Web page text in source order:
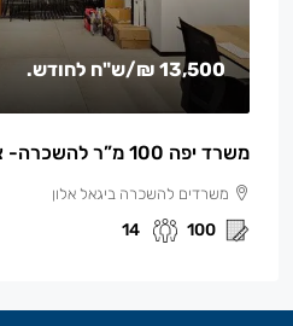
13,500 ₪ /ש"ח לחודש.
משרד יפה 100 מ”ר להשכרה- צומת השלום
משרדים להשכרה ביגאל אלון
100
14